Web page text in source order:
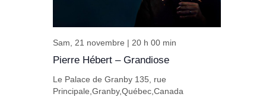
Pierre Hébert – Grandiose
Sam, 21 novembre | 20 h 00 min
Le Palace de Granby 135, rue
Principale,Granby,Québec,Canada